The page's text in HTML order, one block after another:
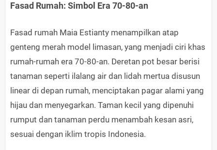
Fasad Rumah: Simbol Era 70-80-an
Fasad rumah Maia Estianty menampilkan atap
genteng merah model limasan, yang menjadi ciri khas
rumah-rumah era 70-80-an. Deretan pot besar berisi
tanaman seperti ilalang air dan lidah mertua disusun
linear di depan rumah, menciptakan pagar alami yang
hijau dan menyegarkan. Taman kecil yang dipenuhi
rumput dan tanaman perdu menambah kesan asri,
sesuai dengan iklim tropis Indonesia.